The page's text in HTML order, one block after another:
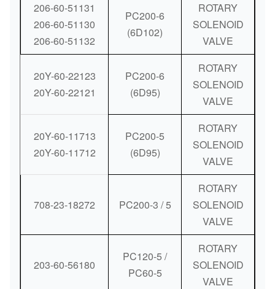
ROTARY
SOLENOID
VALVE
PC200-6
(6D102)
206-60-51131
206-60-51130
206-60-51132
ROTARY
SOLENOID
VALVE
PC200-6
(6D95)
20Y-60-22123
20Y-60-22121
ROTARY
SOLENOID
VALVE
PC200-5
(6D95)
20Y-60-11713
20Y-60-11712
ROTARY
SOLENOID
VALVE
PC200-3 / 5
708-23-18272
ROTARY
SOLENOID
VALVE
PC120-5 /
PC60-5
203-60-56180